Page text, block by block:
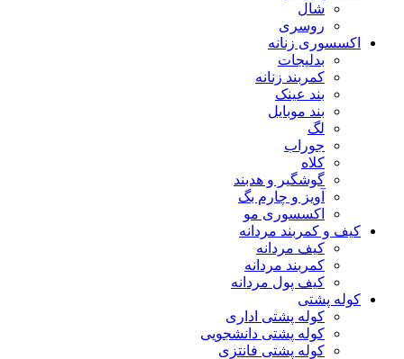
شال
روسری
اکسسوری زنانه
بدلیجات
کمربند زنانه
بند عینک
بند موبایل
لگ
جوراب
کلاه
گوشگیر و هدبند
آویز و چارم بگ
اکسسوری مو
کیف و کمربند مردانه
کیف مردانه
کمربند مردانه
کیف پول مردانه
کوله پشتی
کوله پشتی اداری
کوله پشتی دانشجویی
کوله پشتی فانتزی